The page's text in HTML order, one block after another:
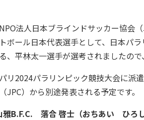
法人日本ブラインドサッカー協会
ボール日本代表選手として、日本パ
、平林太一選手が選考されましたので
リ2024パラリンピック競技大会に派
JPC）から別途発表される予定です。
雅B.F.C. 落合 啓士（おちあい ひろ